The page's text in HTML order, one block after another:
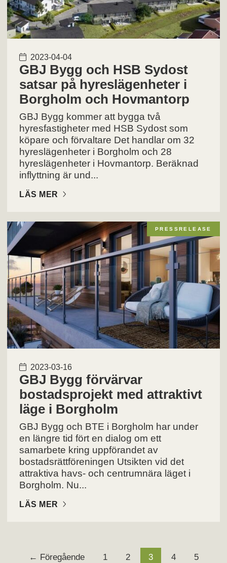
2023-04-04
GBJ Bygg och HSB Sydost
satsar på hyreslägenheter i
Borgholm och Hovmantorp
GBJ Bygg kommer att bygga två
hyresfastigheter med HSB Sydost som
köpare och förvaltare Det handlar om 32
hyreslägenheter i Borgholm och 28
hyreslägenheter i Hovmantorp. Beräknad
inflyttning är und...
LÄS MER
PRESSRELEASE
2023-03-16
GBJ Bygg förvärvar
bostadsprojekt med attraktivt
läge i Borgholm
GBJ Bygg och BTE i Borgholm har under
en längre tid fört en dialog om ett
samarbete kring uppförandet av
bostadsrättföreningen Utsikten vid det
attraktiva havs- och centrumnära läget i
Borgholm. Nu...
LÄS MER
← Föregående 1 2 3 4
5